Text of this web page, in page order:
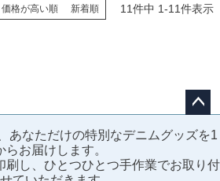
価格が高い順 新着順 11件中 1-11件表示
ジト
ップ
へ
あなただけの特別なデニムグッズを1
らお届けします。
刷し、ひとつひとつ手作業でお取り付